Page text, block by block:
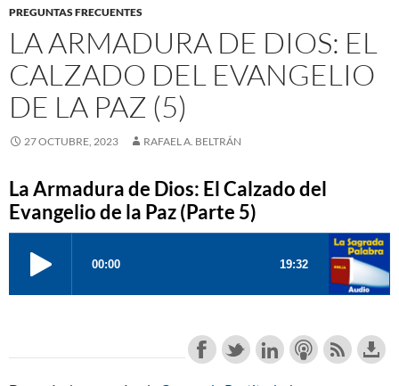
PREGUNTAS FRECUENTES
LA ARMADURA DE DIOS: EL
CALZADO DEL EVANGELIO
DE LA PAZ (5)
27 OCTUBRE, 2023 RAFAEL A. BELTRÁN
La Armadura de Dios: El Calzado del
Evangelio de la Paz (Parte 5)